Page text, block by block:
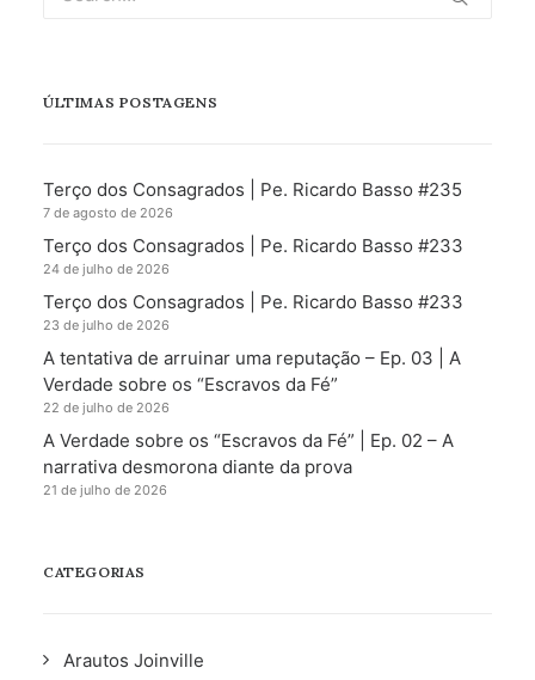
ÚLTIMAS POSTAGENS
Terço dos Consagrados | Pe. Ricardo Basso #235
7 de agosto de 2026
Terço dos Consagrados | Pe. Ricardo Basso #233
24 de julho de 2026
Terço dos Consagrados | Pe. Ricardo Basso #233
23 de julho de 2026
A tentativa de arruinar uma reputação – Ep. 03 | A
Verdade sobre os “Escravos da Fé”
22 de julho de 2026
A Verdade sobre os “Escravos da Fé” | Ep. 02 – A
narrativa desmorona diante da prova
21 de julho de 2026
CATEGORIAS
Arautos Joinville